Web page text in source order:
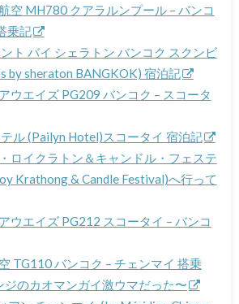
空 MH780 クアラルンプール – バンコ
乗記
ト バイ シェラトン バンコク スクンビ
by sheraton BANGKOK) 宿泊記
ウエイズ PG209 バンコク – スコータ
テル (Pailyn Hotel)スコータイ 宿泊記
ロイクラトン＆キャンドル・フェステ
Krathong & Candle Festival)へ行って
ウエイズ PG212 スコータイ – バンコ
TG110 バンコク – チェンマイ 搭乗
のカオマンガイ激ウマだった〜